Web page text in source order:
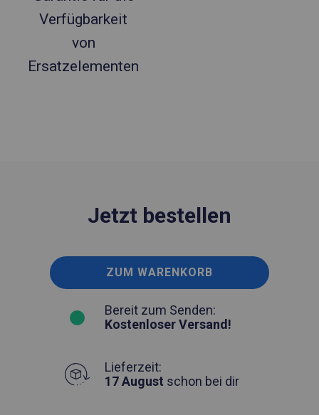
Verfügbarkeit
von
Ersatzelementen
Jetzt bestellen
ZUM WARENKORB
Bereit zum Senden:
Kostenloser Versand!
Lieferzeit:
17 August schon bei dir